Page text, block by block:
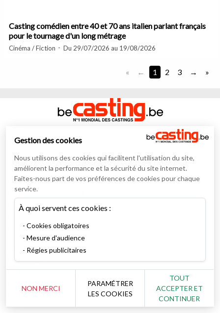
Casting comédien entre 40 et 70 ans italien parlant français
pour le tournage d'un long métrage
Cinéma / Fiction Du 29/07/2026 au 19/08/2026
« 1 2 3 »
Numéro un mondial des annonces de casting pour artistes
Casting
Inscription
Devenez membre V.I.P
Consulter les castings
Devenez recruteur
Artiste
Rechercher un artiste
Les derniers books
Ils ont réussi
Gestion des cookies
Nous utilisons des cookies qui facilitent l'utilisation du site,
améliorent la performance et la sécurité du site internet.
Faites-nous part de vos préférences de cookies pour chaque
service.
À quoi servent ces cookies :
Cookies obligatoires
Mesure d'audience
Régies publicitaires
NON MERCI
PARAMÉTRER
LES COOKIES
TOUT
ACCEPTER ET
CONTINUER